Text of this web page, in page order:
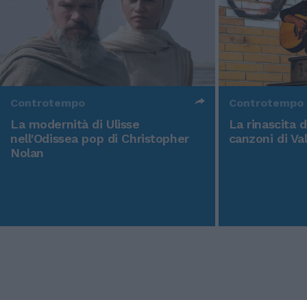
Controtempo
La modernità di Ulisse
nell'Odissea pop di Christopher
Nolan
Controtempo
La rinascita
canzoni di